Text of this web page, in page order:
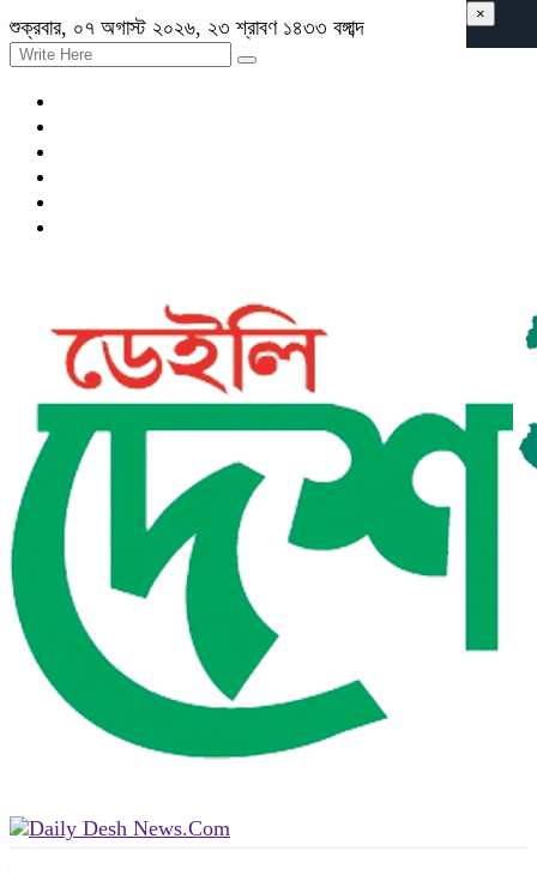
শুক্রবার, ০৭ অগাস্ট ২০২৬, ২৩ শ্রাবণ ১৪৩৩ বঙ্গাব্দ
×